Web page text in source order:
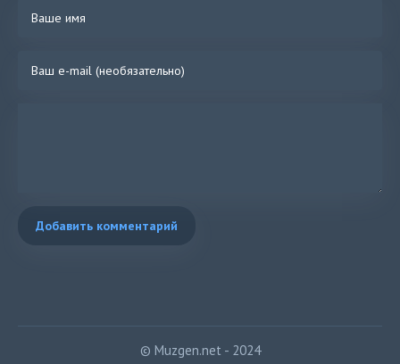
Добавить комментарий
© Muzgen.net - 2024